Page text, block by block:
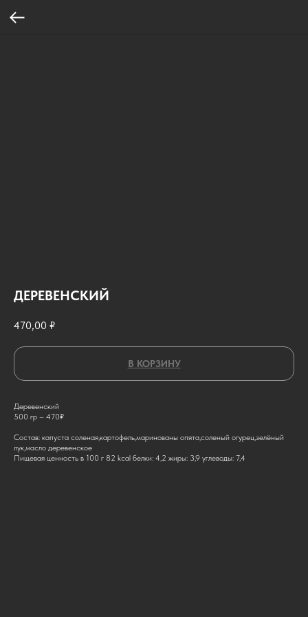
ДЕРЕВЕНСКИЙ
470,00 ₽
В КОРЗИНУ
Деревенский
500 гр – 470₽
Состав: капуста соленая,картофель,маринованы опята,соленый огурец,зелёный
лук,масло деревенское
Пищевая ценность в 100 г 82 kcal белки: 4,2 жиры: 3,9 углеводы: 7,4